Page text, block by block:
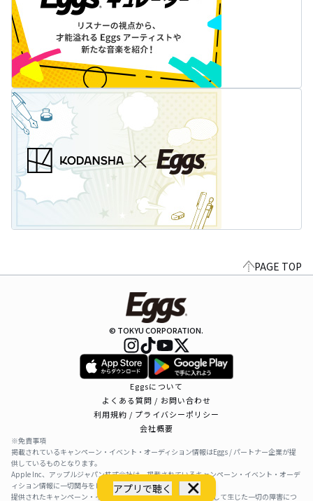
アプリで聴く
PAGE TOP
© TOKYU CORPORATION.
Eggsについて
よくある質問 / お問い合わせ
利用規約 / プライバシーポリシー
会社概要
※免責事項
掲載されているキャンペーン・イベント・オーディション情報はEggs / パートナー企業が提
供しているものとなります。
Apple Inc、アップルジャパン株式会社は、掲載されているキャンペーン・イベント・オーデ
ィション情報に一切関与をしておりません。
提供されたキャンペーン・イベント・オーディション情報を利用して生じた一切の障害につ